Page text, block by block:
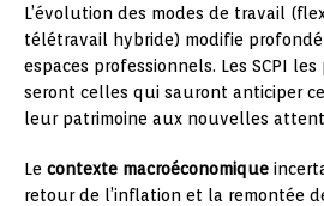
L’évolution des modes de travail
télétravail hybride) modifie
espaces professionnels. Les SCPI
seront celles qui sauront anticiper
leur patrimoine aux nouvelles
Le contexte macroéconomique
retour de l’inflation et la remontée